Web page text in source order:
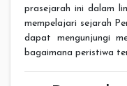
prasejarah ini dalam
mempelajari sejarah
dapat mengunjungi
bagaimana peristiwa